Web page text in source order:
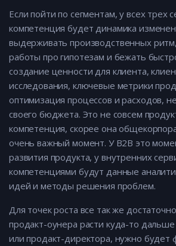
Если пойти по сегментам, у всех трех
компетенция будет динамика
выдерживать производственных
работы про гипотезам и бежать
создание ценности для клиента,
исследования, ключевые метрики
оптимизация процессов и расходов,
своего бюджета. Это не совсем
компетенция, скорее она
очень важный момент. У B2B это
развития продукта, у внутренних
компетенциями будут данные
идей и методы решения проблем.
Для точек роста все так же
продакт-оунера расти куда-то
или продакт-директора, нужно будет